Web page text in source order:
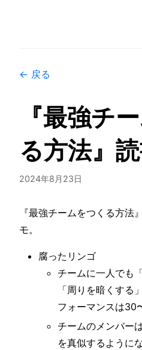
← 戻る
『最強チ
る方法』
2024年8月23日
『最強チームをつくる方法
モ。
腐ったリンゴ
チームに一人でも
「周りを暗くする
フォーマンスは30
チームのメンバー
を真似するように